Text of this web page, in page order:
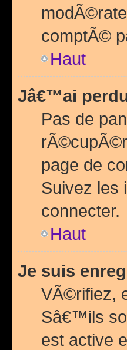
comptÃ©
Haut
Jâ€™ai
Pas de
page de
Suivez les
connecter.
Haut
Je suis
VÃ©rifiez,
Sâ€™ils
est active